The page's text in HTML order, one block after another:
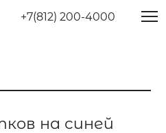
+7(812) 200-4000
на синей